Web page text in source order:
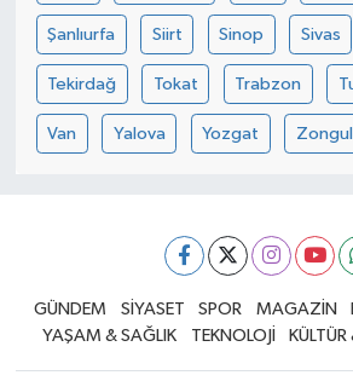
Şanlıurfa Siirt Sinop Sivas
Tekirdağ Tokat Trabzon
Van Yalova Yozgat
GÜNDEM SİYASET SPOR MAGAZİN
YAŞAM & SAĞLIK
TEKNOLOJİ